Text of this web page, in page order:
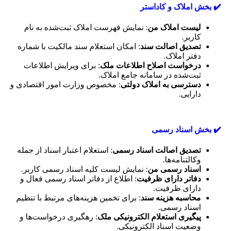
✔️ بخش املاک و کاداستر
لیست املاک من: نمایش فهرست املاک ثبت‌شده به نام
کاربر.
تصدیق اصالت سند: امکان استعلام سند مالکیت با شماره
دفتر املاک.
درخواست اصلاح اطلاعات ملک: برای ویرایش اطلاعات
ثبت‌شده در سامانه جامع املاک.
دسترسی به املاک دولتی: مخصوص وزارت امور اقتصادی و
دارایی.
✔️ بخش اسناد رسمی
تصدیق اصالت اسناد رسمی: استعلام اعتبار اسناد از جمله
وکالتنامه‌ها.
اسناد رسمی من: نمایش لیست کلیه اسناد رسمی کاربر.
دفاتر دارای ظرفیت: اطلاع از دفاتر اسناد رسمی فعال و
دارای ظرفیت.
محاسبه هزینه سند: برای تخمین هزینه‌های مرتبط با تنظیم
اسناد رسمی.
پیگیری استعلام الکترونیکی ملک: رهگیری درخواست‌ها و
وضعیت اسناد الکترونیکی.